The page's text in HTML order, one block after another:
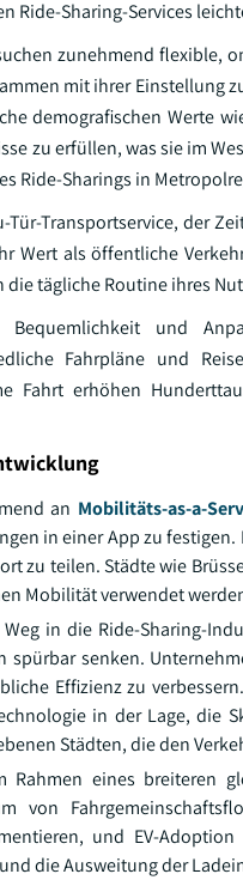
Ride-Sharing-Services
zunehmend
mit ihrer Einstellung
demografischen Werte
zu erfüllen, was sie im
Ride-Sharings in
Transportservice, der
Wert als öffentliche
die tägliche Routine ihres
und
Fahrpläne und
Fahrt erhöhen
an Mobilitäts-as-a-
in einer App zu
zu teilen. Städte wie
Mobilität verwendet
in die Ride-Sharing-
spürbar senken.
Effizienz zu
in der Lage, die
Städten, die den
Rahmen eines breiteren
von
und EV-
die Ausweitung der